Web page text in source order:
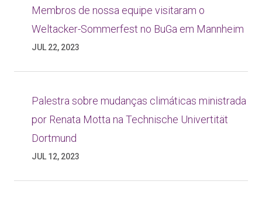
Membros de nossa equipe visitaram o
Weltacker-Sommerfest no BuGa em Mannheim
JUL 22, 2023
Palestra sobre mudanças climáticas ministrada
por Renata Motta na Technische Univertität
Dortmund
JUL 12, 2023